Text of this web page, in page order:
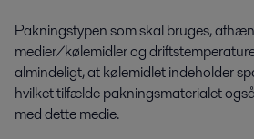
Pakningstypen som skal bruges,
medier/kølemidler og
almindeligt, at kølemidlet indeholder
hvilket tilfælde pakningsmaterialet
med dette medie.